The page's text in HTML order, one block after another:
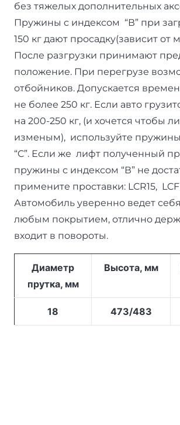
без тяжелых дополнительных
Пружины с индексом “В” при
150 кг дают просадку(зависит от
После разгрузки принимают
положение. При перегрузе
отбойников. Допускается
не более 250 кг. Если авто
на 200-250 кг, (и хочется чтобы
изменым), используйте
“C”. Если же лифт полученный
пружины с индексом “В” не
примените проставки: LCR15,
Автомобиль уверенно ведет
любым покрытием, отлично
входит в повороты.
Диаметр
прутка, мм
Высота, мм
18 473/483